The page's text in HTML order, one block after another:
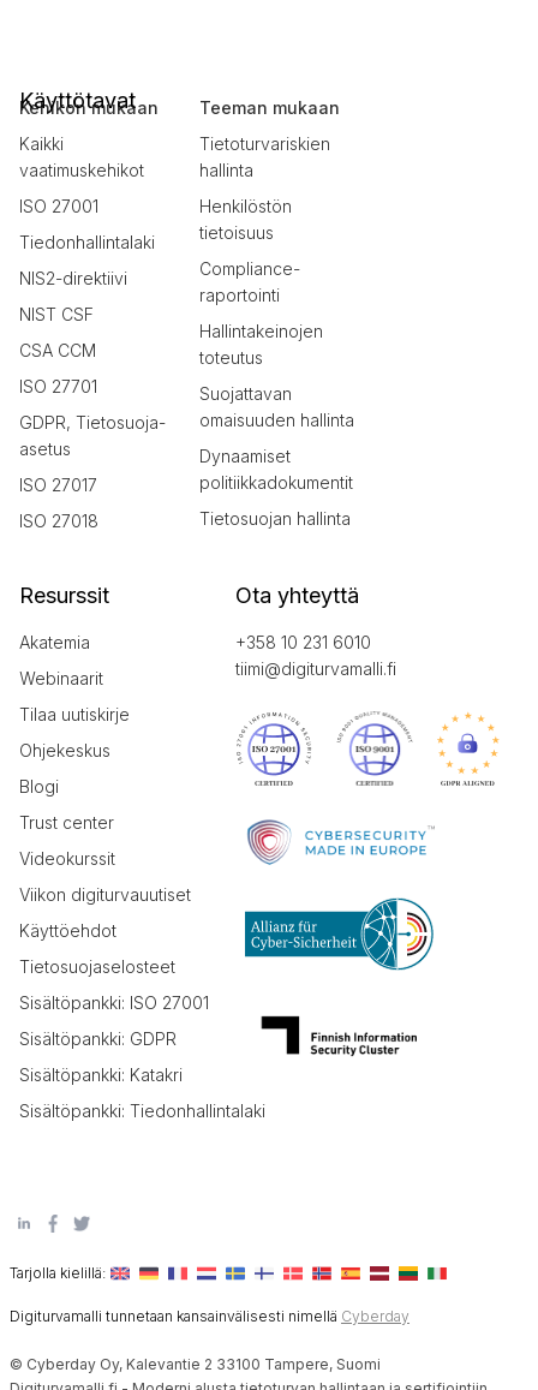
Käyttötavat
Kehikon mukaan
Kaikki
vaatimuskehikot
ISO 27001
Tiedonhallintalaki
NIS2-direktiivi
NIST CSF
CSA CCM
ISO 27701
GDPR, Tietosuoja-
asetus
ISO 27017
ISO 27018
Teeman mukaan
Tietoturvariskien
hallinta
Henkilöstön
tietoisuus
Compliance-
raportointi
Hallintakeinojen
toteutus
Suojattavan
omaisuuden hallinta
Dynaamiset
politiikkadokumentit
Tietosuojan hallinta
Resurssit
Akatemia
Webinaarit
Tilaa uutiskirje
Ohjekeskus
Blogi
Trust center
Videokurssit
Viikon digiturvauutiset
Käyttöehdot
Tietosuojaselosteet
Sisältöpankki: ISO 27001
Sisältöpankki: GDPR
Sisältöpankki: Katakri
Sisältöpankki: Tiedonhallintalaki
Ota yhteyttä
+358 10 231 6010
tiimi@digiturvamalli.fi
Tarjolla kielillä:
Digiturvamalli tunnetaan kansainvälisesti nimellä Cyberday
© Cyberday Oy, Kalevantie 2 33100 Tampere, Suomi